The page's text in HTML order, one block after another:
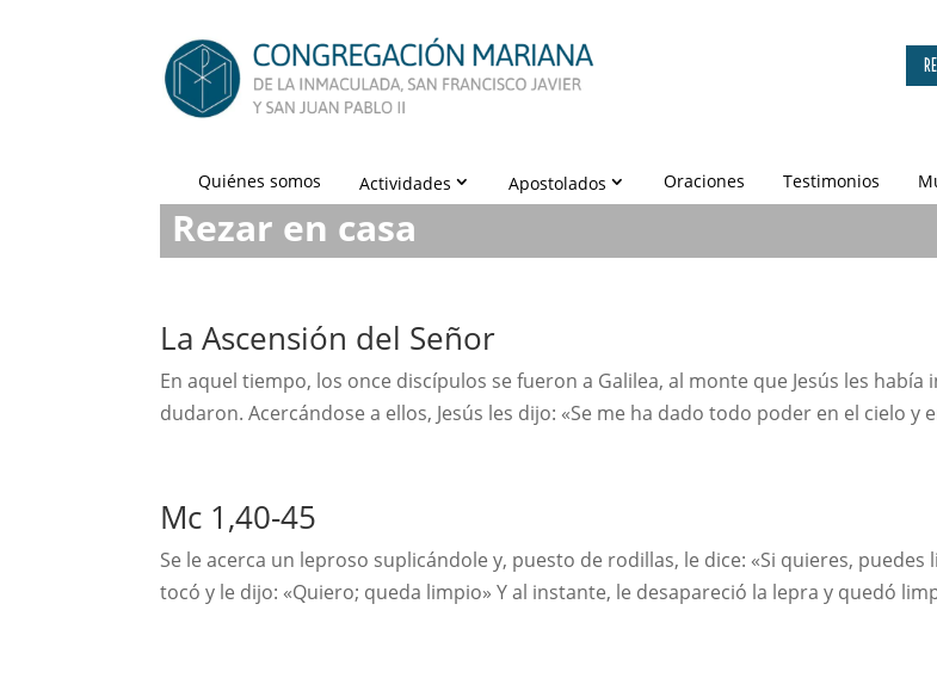
Quiénes somos Actividades Apostolados Oraciones Testimonios
Rezar en casa
La Ascensión del Señor
En aquel tiempo, los once discípulos se fueron a Galilea, al monte que Jesús les
dudaron. Acercándose a ellos, Jesús les dijo: «Se me ha dado todo poder en el cielo y
Mc 1,40-45
Se le acerca un leproso suplicándole y, puesto de rodillas, le dice: «Si quieres,
tocó y le dijo: «Quiero; queda limpio» Y al instante, le desapareció la lepra y quedó